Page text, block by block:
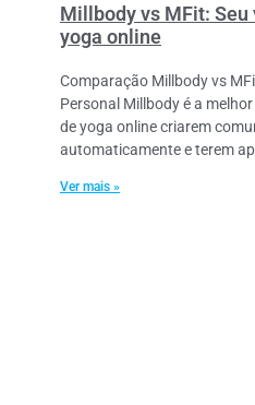
Millbody vs MFit:
yoga online
Comparação Millbody vs
Personal Millbody é a
de yoga online criarem
automaticamente e terem
Ver mais »